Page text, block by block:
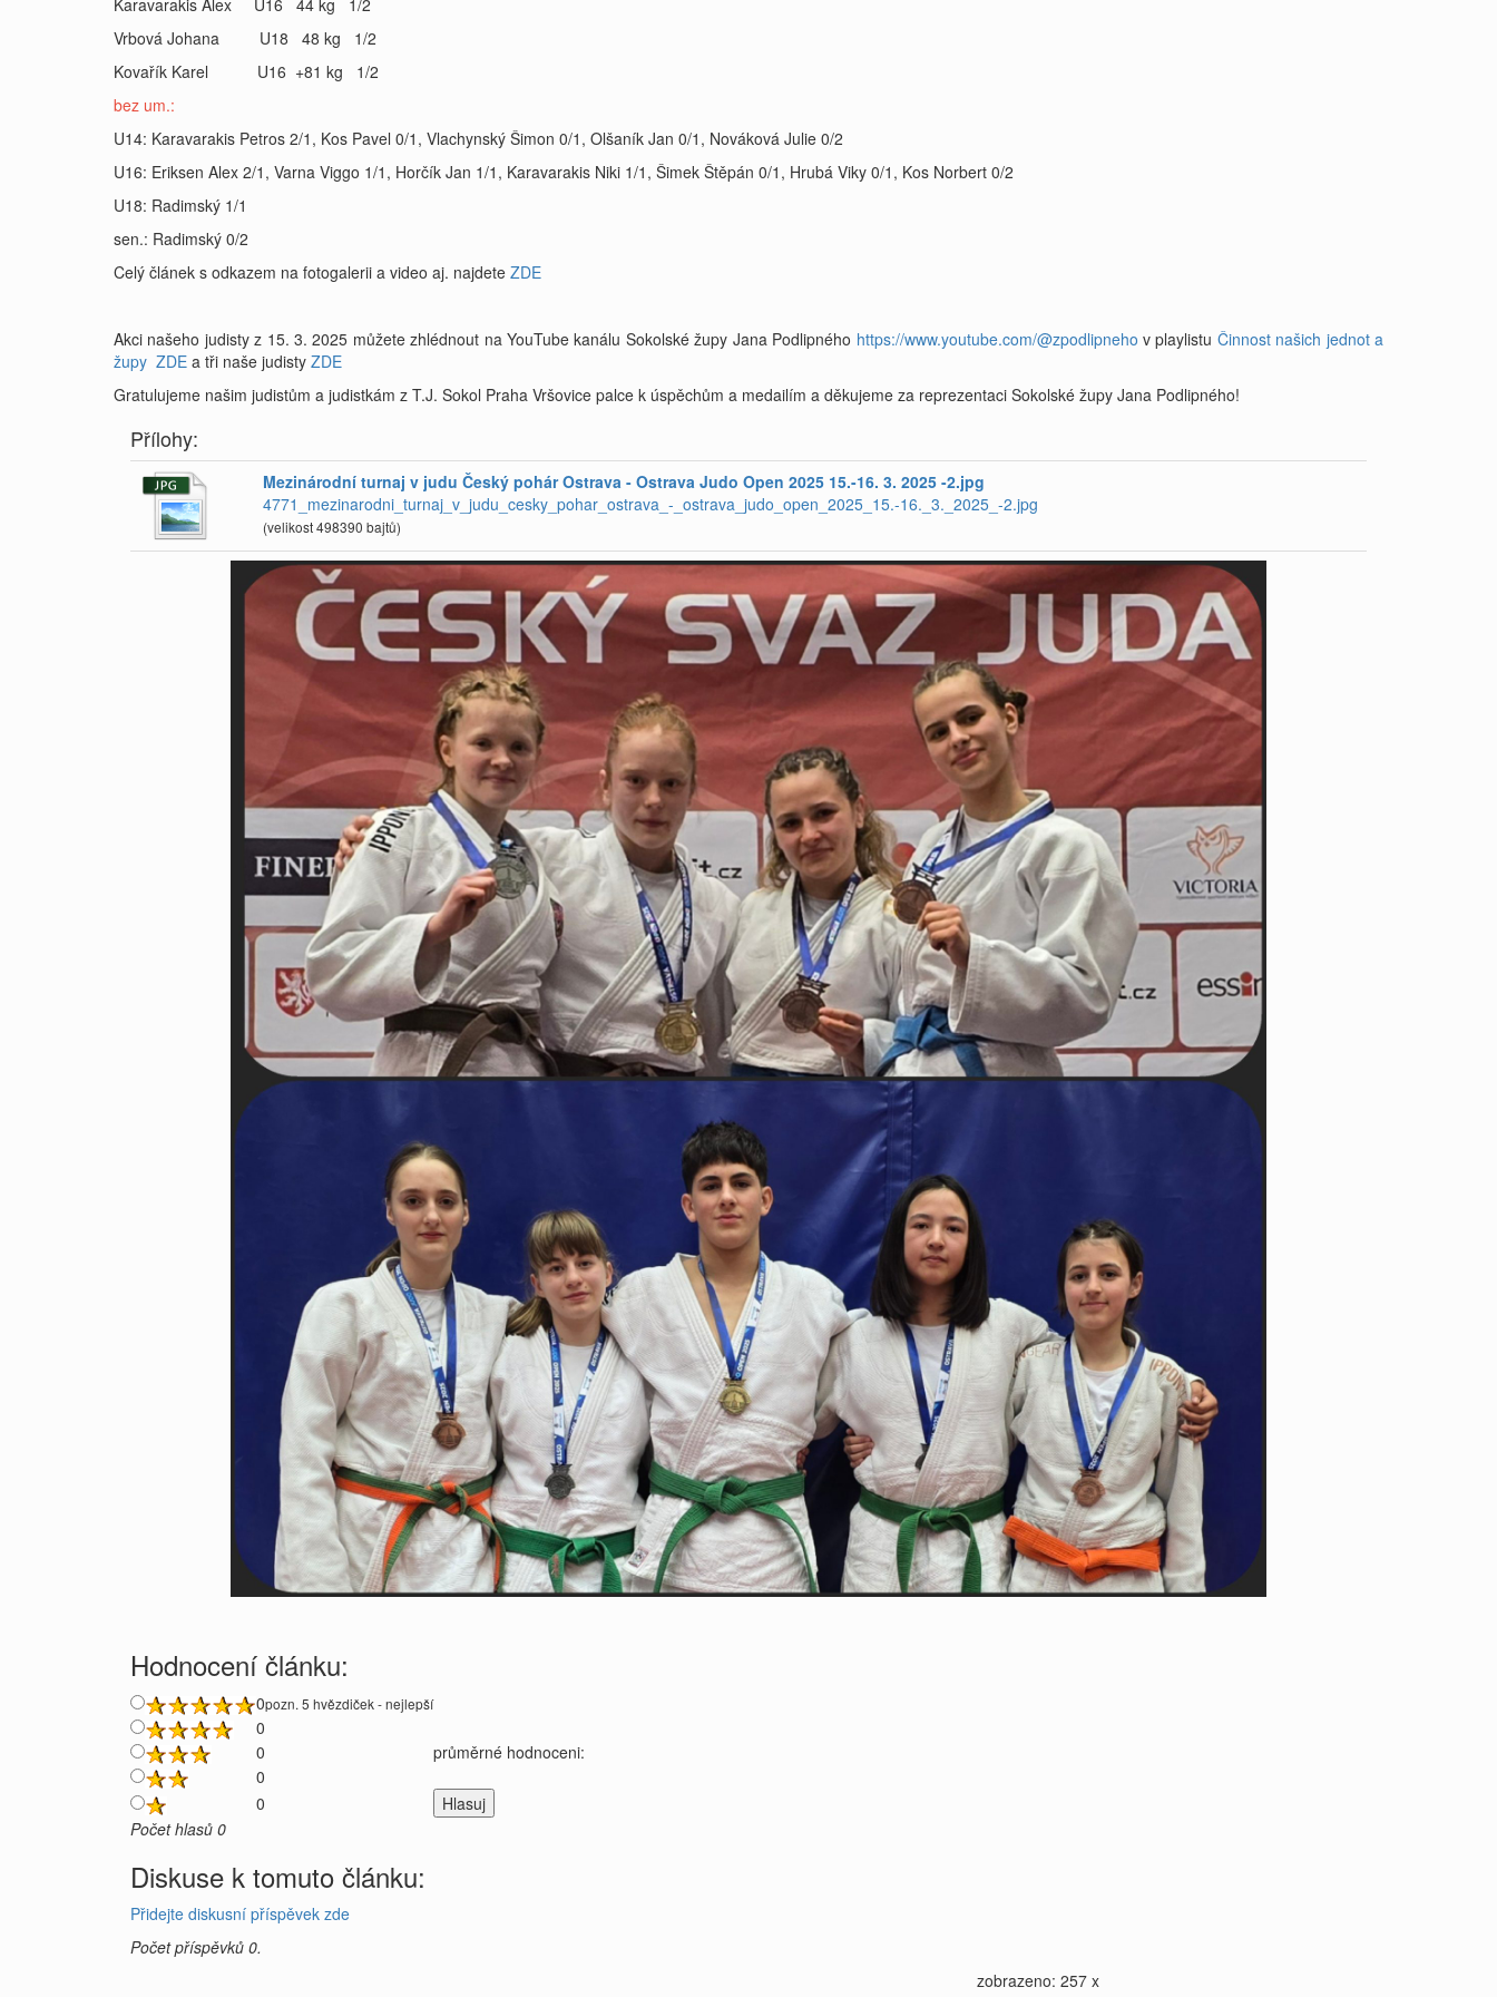
Karavarakis Alex U16 44 kg 1/2
Vrbová Johana U18 48 kg 1/2
Kovařík Karel U16 +81 kg 1/2
bez um.:
U14: Karavarakis Petros 2/1, Kos Pavel 0/1, Vlachynský Šimon 0/1, Olšaník Jan 0/1, Nováková Julie 0/2
U16: Eriksen Alex 2/1, Varna Viggo 1/1, Horčík Jan 1/1, Karavarakis Niki 1/1, Šimek Štěpán 0/1, Hrubá Viky 0/1, Kos Norbert 0/2
U18: Radimský 1/1
sen.: Radimský 0/2
Celý článek s odkazem na fotogalerii a video aj. najdete ZDE
Akci našeho judisty z 15. 3. 2025 můžete zhlédnout na YouTube kanálu Sokolské župy Jana Podlipného https://www.youtube.com/@zpodlipneho v playlistu Činnost našich jednot a
župy ZDE a tři naše judisty ZDE
Gratulujeme našim judistům a judistkám z T.J. Sokol Praha Vršovice palce k úspěchům a medailím a děkujeme za reprezentaci Sokolské župy Jana Podlipného!
Přílohy:
Mezinárodní turnaj v judu Český pohár Ostrava - Ostrava Judo Open 2025 15.-16. 3. 2025 -2.jpg
4771_mezinarodni_turnaj_v_judu_cesky_pohar_ostrava_-_ostrava_judo_open_2025_15.-16._3._2025_-2.jpg
(velikost 498390 bajtů)
Hodnocení článku:
0pozn. 5 hvězdiček - nejlepší
0
0
průměrné hodnoceni:
0
0
Počet hlasů 0
Diskuse k tomuto článku:
Přidejte diskusní příspěvek zde
Počet příspěvků 0.
zobrazeno: 257 x